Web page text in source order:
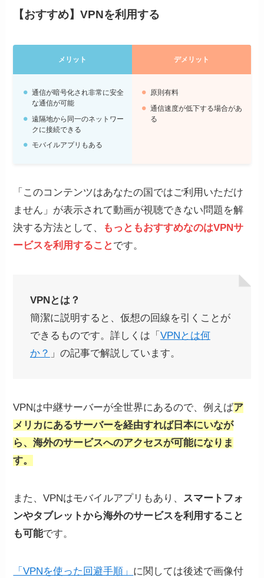
【おすすめ】VPNを利用する
メリット デメリット
通信が暗号化され非常に安全
な通信が可能
遠隔地から同一のネットワー
クに接続できる
モバイルアプリもある
原則有料
通信速度が低下する場合があ
る
「このコンテンツはあなたの国ではご利用いただけ
ません」が表示されて動画が視聴できない問題を解
決する方法として、
もっともおすすめなのはVPNサ
ービスを利用すること です。
VPNとは？
簡潔に説明すると、仮想の回線を引くことが
できるものです。詳しくは「 VPNとは何
か？ 」の記事で解説しています。
VPNは中継サーバーが全世界にあるので、例えばア
メリカにあるサーバーを経由すれば日本にいなが
ら、海外のサービスへのアクセスが可能になりま
す。
また、VPNはモバイルアプリもあり、 スマートフォ
ンやタブレットから海外のサービスを利用すること
も可能です。
「VPNを使った回避手順」 に関しては後述で画像付